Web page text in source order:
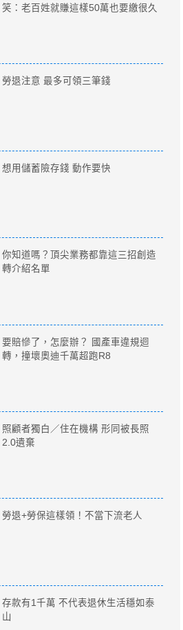
笑：老百姓就賺這樣50萬也要繳很久
勞退注意 最多可領三筆錢
想用儲蓄險存錢 動作要快
你知道嗎？頂尖業務都靠這三招創造
轉介紹名單
要賠慘了，怎麼辦？ 國產車違規迴
轉，撞壞奧迪千萬超跑R8
照顧者獨白／住在機構 形同被長照
2.0遺棄
勞退+勞保這樣領！不當下流老人
存款有1千萬 不代表退休生活穩如泰
山